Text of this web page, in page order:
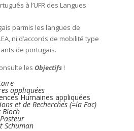
à l’UFR des Langues
parmis les langues de
ni d’accords de mobilité type
de portugais.
les Objectifs !
appliquées
Humaines appliquées
et de Recherches (=la Fac)
Bloch
Schuman